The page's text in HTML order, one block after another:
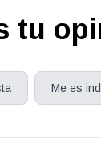
tu
Me es